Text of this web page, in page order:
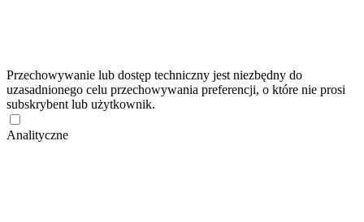
Przechowywanie lub dostęp techniczny jest niezbędny do
uzasadnionego celu przechowywania preferencji, o które nie prosi
subskrybent lub użytkownik.
Analityczne